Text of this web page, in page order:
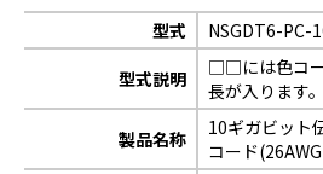
型式
NSGDT6-
型式説明
□□には色コー
長が入ります。
製品名称
10ギガビット
コード